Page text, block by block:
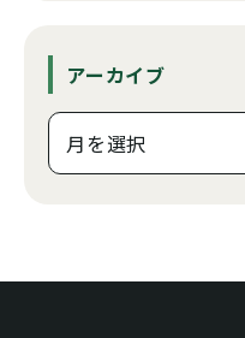
アーカイブ